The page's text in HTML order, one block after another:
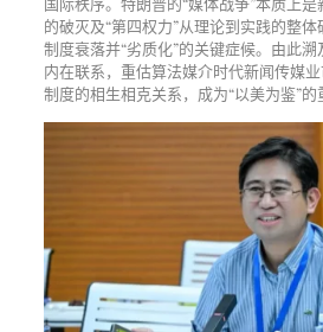
的破灭及“第四权力”从理论到实践的整
制度衰落并“劣质化”的关键症候。由此
内在联系，重估算法媒介时代新闻传媒
制度的相生相克关系，成为“以美为鉴”的